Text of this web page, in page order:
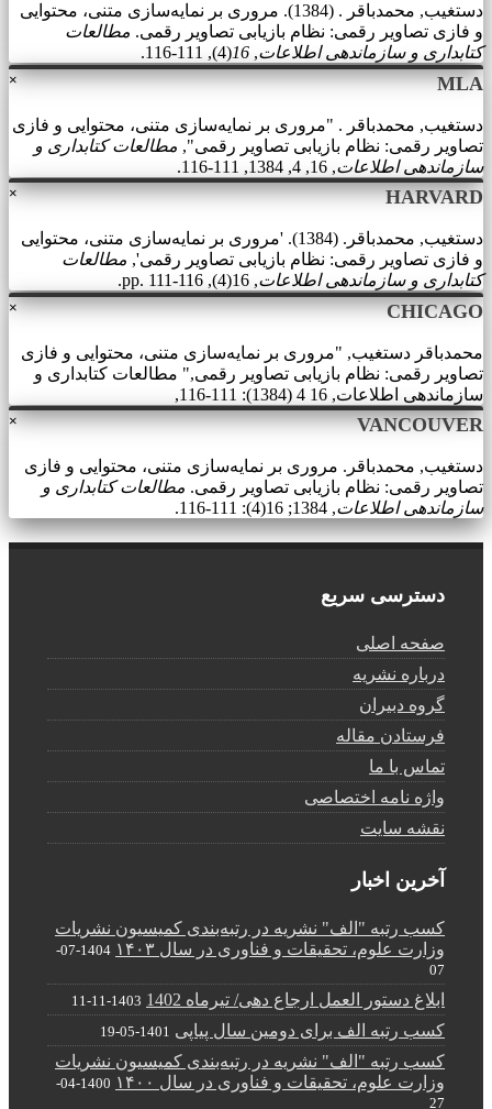
دستغیب, محمدباقر . (1384). مروری بر نمایه‌سازی متنی، محتوایی
و فازی تصاویر رقمی: نظام بازیابی تصاویر رقمی. مطالعات
کتابداری و سازماندهی اطلاعات,
16
(4), 111-116.
× MLA
دستغیب, محمدباقر . "مروری بر نمایه‌سازی متنی، محتوایی و فازی
تصاویر رقمی: نظام بازیابی تصاویر رقمی", مطالعات کتابداری و
سازماندهی اطلاعات, 16, 4, 1384, 111-116.
× HARVARD
دستغیب, محمدباقر. (1384). 'مروری بر نمایه‌سازی متنی، محتوایی
و فازی تصاویر رقمی: نظام بازیابی تصاویر رقمی', مطالعات
کتابداری و سازماندهی اطلاعات, 16(4), pp. 111-116.
× CHICAGO
محمدباقر دستغیب, "مروری بر نمایه‌سازی متنی، محتوایی و فازی
تصاویر رقمی: نظام بازیابی تصاویر رقمی," مطالعات کتابداری و
سازماندهی اطلاعات, 16 4 (1384): 111-116,
× VANCOUVER
دستغیب, محمدباقر. مروری بر نمایه‌سازی متنی، محتوایی و فازی
تصاویر رقمی: نظام بازیابی تصاویر رقمی. مطالعات کتابداری و
سازماندهی اطلاعات, 1384; 16(4): 111-116.
دسترسی سریع
صفحه اصلی
درباره نشریه
گروه دبیران
فرستادن مقاله
تماس با ما
واژه نامه اختصاصی
نقشه سایت
آخرین اخبار
کسب رتبه "الف" نشریه در رتبه‌بندی کمیسیون نشریات
وزارت علوم، تحقیقات و فناوری در سال ۱۴۰۳
1404-07-
07
ابلاغ دستور العمل ارجاع دهی/ تیرماه 1402 1403-11-11
کسب رتبه الف برای دومین سال پیاپی 1401-05-19
کسب رتبه "الف" نشریه در رتبه‌بندی کمیسیون نشریات
وزارت علوم، تحقیقات و فناوری در سال ۱۴۰۰
1400-04-
27